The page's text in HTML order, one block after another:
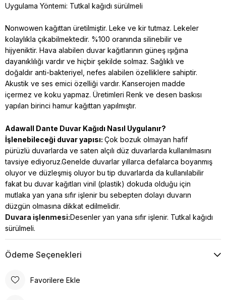
Uygulama Yöntemi: Tutkal kağıdı sürülmeli
Nonwowen kağıttan üretilmiştir. Leke ve kir tutmaz. Lekeler
kolaylıkla çıkabilmektedir. %100 oranında silinebilir ve
hijyeniktir. Hava alabilen duvar kağıtlarının güneş ışığına
dayanıklılığı vardır ve hiçbir şekilde solmaz. Sağlıklı ve
doğaldır anti-bakteriyel, nefes alabilen özelliklere sahiptir.
Akustik ve ses emici özelliği vardır. Kanserojen madde
içermez ve koku yapmaz. Üretimleri Renk ve desen baskısı
yapılan birinci hamur kağıttan yapılmıştır.
Adawall Dante Duvar Kağıdı Nasıl Uygulanır?
İşlenebileceği duvar yapısı: Çok bozuk olmayan hafif
pürüzlü duvarlarda ve saten alçılı düz duvarlarda kullanılmasını
tavsiye ediyoruz.Genelde duvarlar yıllarca defalarca boyanmış
oluyor ve düzleşmiş oluyor bu tip duvarlarda da kullanılabilir
fakat bu duvar kağıtları vinil (plastik) dokuda olduğu için
mutlaka yan yana sıfır işlenir bu sebepten dolayı duvarın
düzgün olmasına dikkat edilmelidir.
Duvara işlenmesi:Desenler yan yana sıfır işlenir. Tutkal kağıdı
sürülmeli.
Ödeme Seçenekleri
Favorilere Ekle